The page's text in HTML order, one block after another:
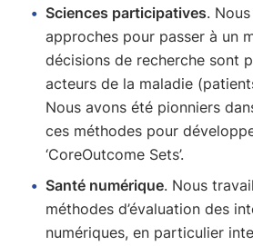
Sciences participatives.
approches pour passer à un
décisions de recherche sont
acteurs de la maladie
Nous avons été pionniers
ces méthodes pour
‘CoreOutcome Sets’.
Santé numérique. Nous
méthodes d’évaluation des
numériques, en particulier